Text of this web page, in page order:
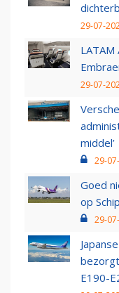
29-07-
29-07-
middel’
29-
Goed
op
29-
E190-